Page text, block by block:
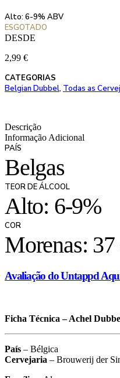
Alto: 6-9% ABV
ESGOTADO
DESDE
2,99 €
CATEGORIAS
Belgian Dubbel, Todas as
Descrição
Informação Adicional
PAÍS
Belgas
TEOR DE ÁLCOOL
Alto: 6-9%
COR
Morenas:
Avaliação do Untappd
Ficha Técnica – Achel
País – Bélgica
Cervejaria – Brouwerij der